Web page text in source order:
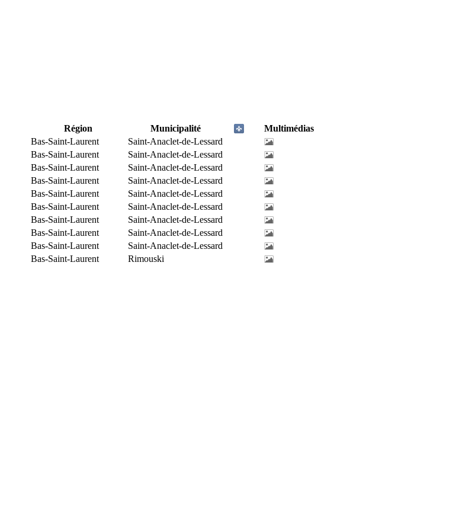
Région Municipalité
Multimédias
Bas-Saint-Laurent
Saint-Anaclet-de-Lessard
Bas-Saint-Laurent
Saint-Anaclet-de-Lessard
Bas-Saint-Laurent
Saint-Anaclet-de-Lessard
Bas-Saint-Laurent
Saint-Anaclet-de-Lessard
Bas-Saint-Laurent
Saint-Anaclet-de-Lessard
Bas-Saint-Laurent
Saint-Anaclet-de-Lessard
Bas-Saint-Laurent
Saint-Anaclet-de-Lessard
Bas-Saint-Laurent
Saint-Anaclet-de-Lessard
Bas-Saint-Laurent
Saint-Anaclet-de-Lessard
Bas-Saint-Laurent Rimouski